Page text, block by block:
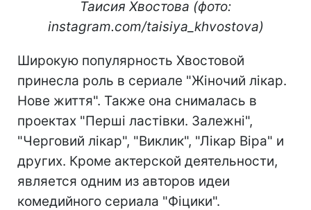
Таисия Хвостова (фото:
instagram.com/taisiya_khvostova)
Широкую популярность Хвостовой
принесла роль в сериале "Жіночий лікар.
Нове життя". Также она снималась в
проектах "Перші ластівки. Залежні",
"Черговий лікар", "Виклик", "Лікар Віра" и
других. Кроме актерской деятельности,
является одним из авторов идеи
комедийного сериала "Фіцики".